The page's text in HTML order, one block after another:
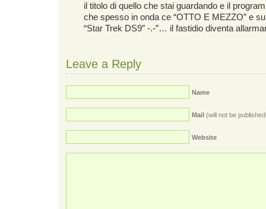
il titolo di quello che stai guardando e il
che spesso in onda ce “OTTO E MEZZO” e
“Star Trek DS9″ -.-”… il fastidio diventa
Leave a Reply
Name
Mail (will not be
Website